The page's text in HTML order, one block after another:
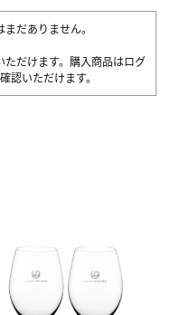
だありません。
だけます。購入商品はログ
認いただけます。